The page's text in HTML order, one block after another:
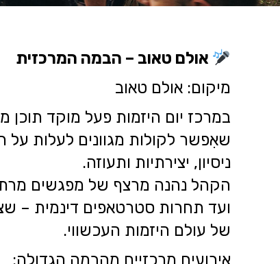
אולם טאוב – הבמה המרכזית
מיקום: אולם טאוב
במרכז יום היזמות פעל מוקד תוכן
שאִפשר לקולות מגוונים לעלות
ניסיון, יצירתיות ותעוזה.
הקהל נהנה מרצף של מפגשים
ועד תחרות סטרטאפים דינמית –
של עולם היזמות העכשווי.
אירועים מרכזיים מהבמה הגדולה: